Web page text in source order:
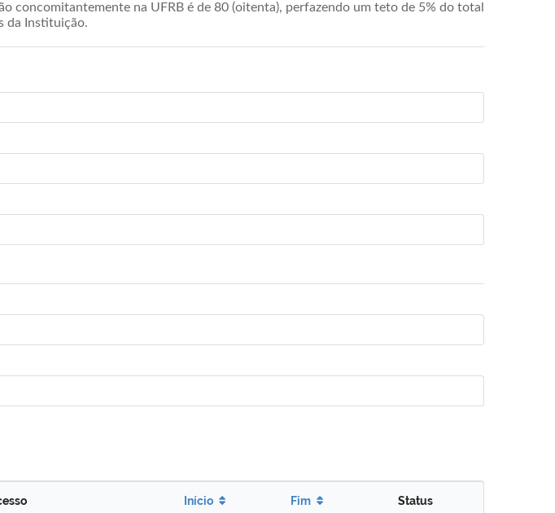
concomitantemente na UFRB é de 80 (oitenta), perfazendo um teto de 5% do total
da Instituição.
Início Fim Status